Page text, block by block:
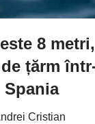
8
țărm
Cristian